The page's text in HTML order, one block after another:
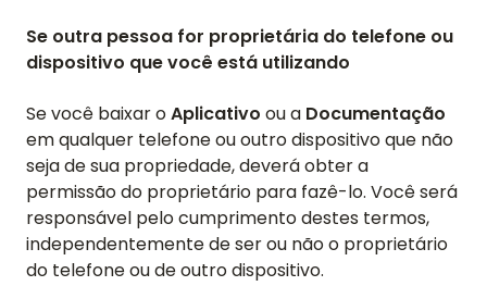
Se outra pessoa for proprietária do telefone ou
dispositivo que você está utilizando
Se você baixar oAplicativo ou a Documentação
em qualquer telefone ou outro dispositivo que não
seja de sua propriedade, deverá obter a
permissão do proprietário para fazê-lo. Você será
responsável pelo cumprimento destes termos,
independentemente de ser ou não o proprietário
do telefone ou de outro dispositivo.